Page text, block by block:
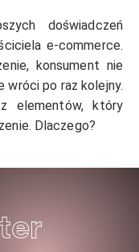
doświadczeń
e-commerce.
konsument nie
wróci po raz kolejny.
elementów, który
Dlaczego?